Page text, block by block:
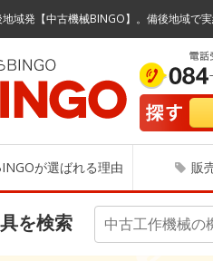
域発【中古機械BINGO】。備後地域で
が選ばれる理由 販
を検索